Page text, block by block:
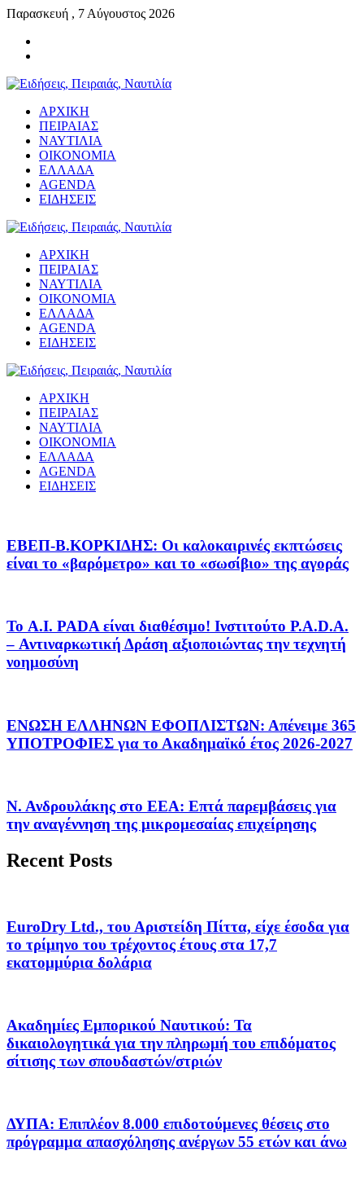
Παρασκευή , 7 Αύγουστος 2026
ΑΡΧΙΚΗ
ΠΕΙΡΑΙΑΣ
ΝΑΥΤΙΛΙΑ
ΟΙΚΟΝΟΜΙΑ
ΕΛΛΑΔΑ
AGENDA
ΕΙΔΗΣΕΙΣ
ΑΡΧΙΚΗ
ΠΕΙΡΑΙΑΣ
ΝΑΥΤΙΛΙΑ
ΟΙΚΟΝΟΜΙΑ
ΕΛΛΑΔΑ
AGENDA
ΕΙΔΗΣΕΙΣ
ΑΡΧΙΚΗ
ΠΕΙΡΑΙΑΣ
ΝΑΥΤΙΛΙΑ
ΟΙΚΟΝΟΜΙΑ
ΕΛΛΑΔΑ
AGENDA
ΕΙΔΗΣΕΙΣ
EΒΕΠ-Β.ΚΟΡΚΙΔΗΣ: Οι καλοκαιρινές εκπτώσεις
είναι το «βαρόμετρο» και το «σωσίβιο» της αγοράς
Το A.I. PADA είναι διαθέσιμο! Ινστιτούτο P.A.D.A.
– Αντιναρκωτική Δράση αξιοποιώντας την τεχνητή
νοημοσύνη
ΕΝΩΣΗ ΕΛΛΗΝΩΝ ΕΦΟΠΛΙΣΤΩΝ: Απένειμε 365
ΥΠΟΤΡΟΦΙΕΣ για το Ακαδημαϊκό έτος 2026-2027
Ν. Ανδρουλάκης στο ΕΕΑ: Επτά παρεμβάσεις για
την αναγέννηση της μικρομεσαίας επιχείρησης
Recent Posts
EuroDry Ltd., του Αριστείδη Πίττα, είχε έσοδα για
το τρίμηνο του τρέχοντος έτους στα 17,7
εκατομμύρια δολάρια
Ακαδημίες Εμπορικού Ναυτικού: Τα
δικαιολογητικά για την πληρωμή του επιδόματος
σίτισης των σπουδαστών/στριών
ΔΥΠΑ: Επιπλέον 8.000 επιδοτούμενες θέσεις στο
πρόγραμμα απασχόλησης ανέργων 55 ετών και άνω